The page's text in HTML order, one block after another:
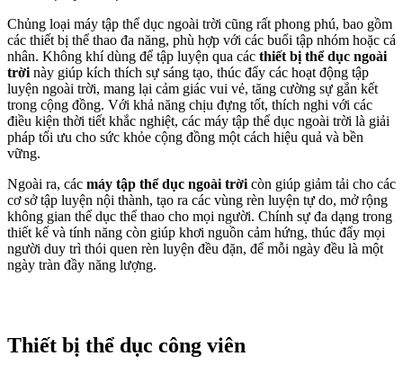
Chủng loại máy tập thể dục ngoài trời cũng rất phong phú, bao gồm
các thiết bị thể thao đa năng, phù hợp với các buổi tập nhóm hoặc cá
nhân. Không khí dùng để tập luyện qua các thiết bị thể dục ngoài
trời này giúp kích thích sự sáng tạo, thúc đẩy các hoạt động tập
luyện ngoài trời, mang lại cảm giác vui vẻ, tăng cường sự gắn kết
trong cộng đồng. Với khả năng chịu đựng tốt, thích nghi với các
điều kiện thời tiết khắc nghiệt, các máy tập thể dục ngoài trời là giải
pháp tối ưu cho sức khỏe cộng đồng một cách hiệu quả và bền
vững.
Ngoài ra, các máy tập thể dục ngoài trời còn giúp giảm tải cho các
cơ sở tập luyện nội thành, tạo ra các vùng rèn luyện tự do, mở rộng
không gian thể dục thể thao cho mọi người. Chính sự đa dạng trong
thiết kế và tính năng còn giúp khơi nguồn cảm hứng, thúc đẩy mọi
người duy trì thói quen rèn luyện đều đặn, để mỗi ngày đều là một
ngày tràn đầy năng lượng.
Thiết bị thể dục công viên